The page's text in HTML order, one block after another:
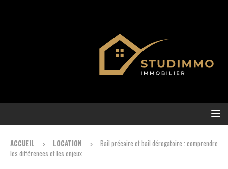
ACCUEIL LOCATION
Bail précaire et bail dérogatoire : comprendre
les différences et les enjeux